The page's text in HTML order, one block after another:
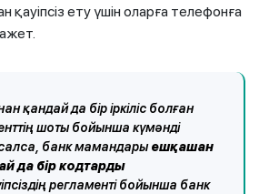
қауіпсіз ету үшін оларға телефонға
қандай да бір іркіліс болған
шоты бойынша күмәнді
банк мамандарыешқашан
да бір кодтарды
регламенті бойынша банк